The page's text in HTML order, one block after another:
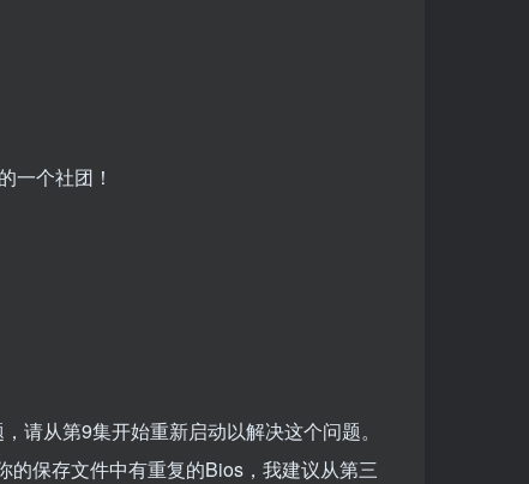
一个社团！
请从第9集开始重新启动以解决这个问题。
保存文件中有重复的Bios，我建议从第三